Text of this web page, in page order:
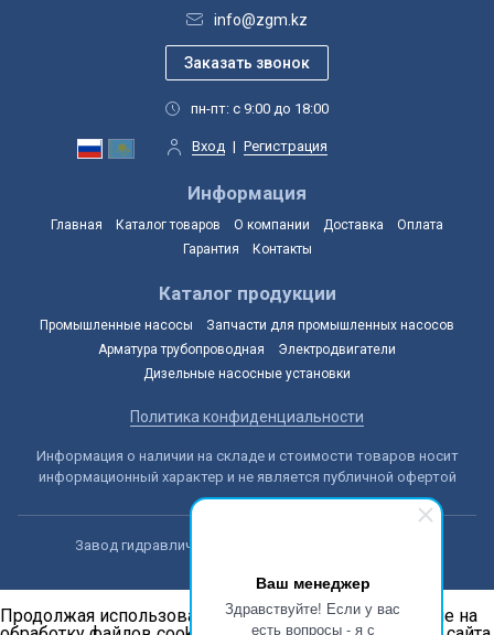
Ваш менеджер
Здравствуйте! Если у вас
есть вопросы - я с
info@zgm.kz
пн-пт: с 9:00 до 18:00
Вход | Регистрация
Информация
Главная Каталог товаров О компании Доставка
Оплата
Гарантия
Контакты
Каталог продукции
Промышленные насосы
Запчасти для промышленных насосов
Арматура трубопроводная
Электродвигатели
Дизельные насосные установки
Политика конфиденциальности
Информация о наличии на складе и стоимости товаров носит
информационный характер и не является публичной офертой
Завод гидравлических машин © 2014-2026, Астана
Продолжая использовать наш сайт, вы даёте согласие на